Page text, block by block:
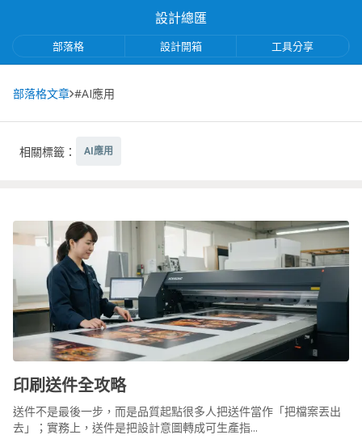
設計總匯
部落格 設計開箱 工具分享
部落格文章 #AI應用
相關標籤： AI應用
印刷送件全攻略
送件不是最後一步，而是品質起點很多人把送件當作「把檔案丟出
去」；實務上，送件是把設計意圖轉成可生產指...